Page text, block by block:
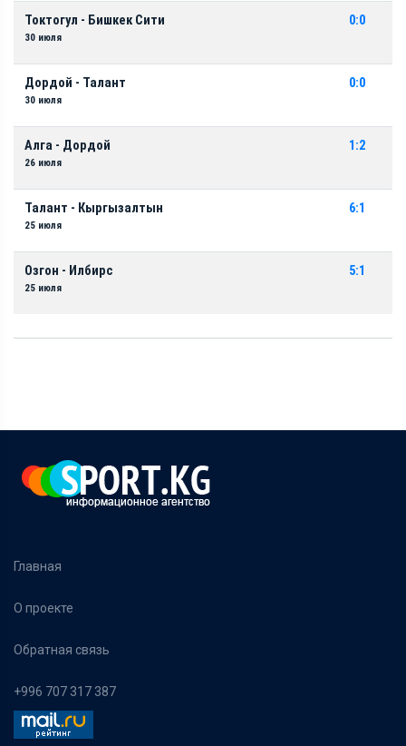
Токтогул - Бишкек Сити
30 июля
0:0
Дордой - Талант
30 июля
0:0
Алга - Дордой
26 июля
1:2
Талант - Кыргызалтын
25 июля
6:1
Озгон - Илбирс
25 июля
5:1
Главная
О проекте
Обратная связь
+996 707 317 387